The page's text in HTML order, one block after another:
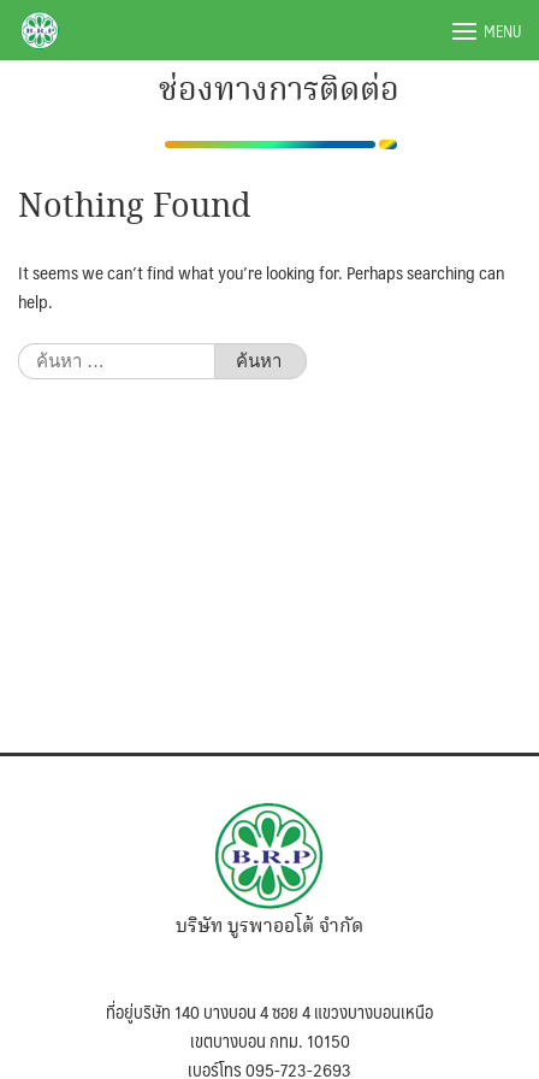
SkipBRPAUTO.COM MENU
ช่องทางการติดต่อ
Nothing Found
It seems we can’t find what you’re looking for. Perhaps searching can
help.
ค้นหา
สำหรับ:
บริษัท บูรพาออโต้ จำกัด
ที่อยู่บริษัท 140 บางบอน 4 ซอย 4 แขวงบางบอนเหนือ
เขตบางบอน กทม. 10150
เบอร์โทร 095-723-2693